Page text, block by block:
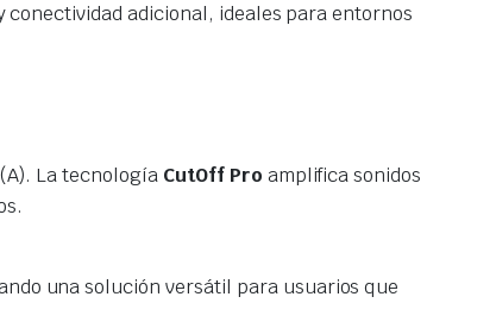
adicional, ideales para entornos
La tecnología CutOff Pro amplifica sonidos
una solución versátil para usuarios que